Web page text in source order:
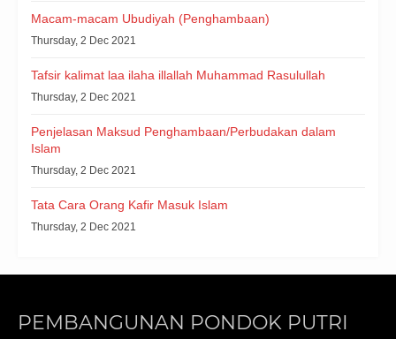
Macam-macam Ubudiyah (Penghambaan)
Thursday, 2 Dec 2021
Tafsir kalimat laa ilaha illallah Muhammad Rasulullah
Thursday, 2 Dec 2021
Penjelasan Maksud Penghambaan/Perbudakan dalam
Islam
Thursday, 2 Dec 2021
Tata Cara Orang Kafir Masuk Islam
Thursday, 2 Dec 2021
PEMBANGUNAN PONDOK PUTRI